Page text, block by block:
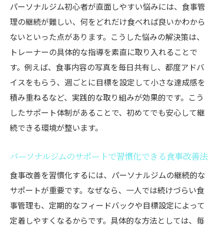
パーソナルジム初心者が直面しやすい悩みには、食事管
理の継続が難しい、何をどれだけ食べれば良いかわから
ないといった点があります。こうした悩みの解決策は、
トレーナーの具体的な指導を素直に取り入れることで
す。例えば、食事内容の写真を毎日共有し、都度アドバ
イスをもらう、週ごとに目標を設定して小さな達成感を
積み重ねるなど、実践的な取り組みが効果的です。こう
したサポート体制があることで、初めてでも安心して継
続できる環境が整います。
パーソナルジムのサポートで習慣化できる食事改善法
食事改善を習慣化するには、パーソナルジムの継続的な
サポートが重要です。なぜなら、一人では続けづらい食
事管理も、定期的なフィードバックや目標設定によって
定着しやすくなるからです。具体的な方法としては、毎